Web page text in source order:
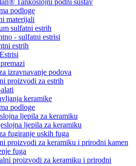
podloge
materijali
sulfatni estrih
- sulfatni estrisi
estrih
izravnavanje podova
proizvodi za estrih
keramike
podloge
ljepila za keramiku
ljepila za keramiku
fugiranje uskih fuga
proizvodi za keramiku i prirodni kamen
fuga
proizvodi za keramiku i prirodni